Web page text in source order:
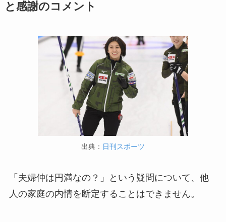
と感謝のコメント
出典： 日刊スポーツ
「夫婦仲は円満なの？」という疑問について、他
人の家庭の内情を断定することはできません。